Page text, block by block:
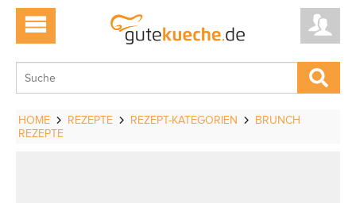
HOME REZEPTE REZEPT-KATEGORIEN
BRUNCH
REZEPTE